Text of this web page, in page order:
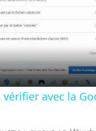
Video
avec la